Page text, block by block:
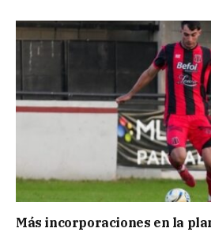
Más incorporaciones en la